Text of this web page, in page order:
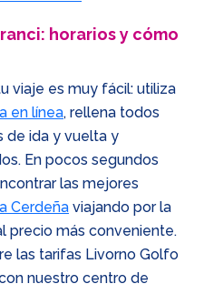
horarios y cómo
viaje es muy fácil: utiliza
en línea, rellena todos
de ida y vuelta y
En pocos segundos
las mejores
Cerdeña viajando por la
precio más conveniente.
las tarifas Livorno Golfo
nuestro centro de